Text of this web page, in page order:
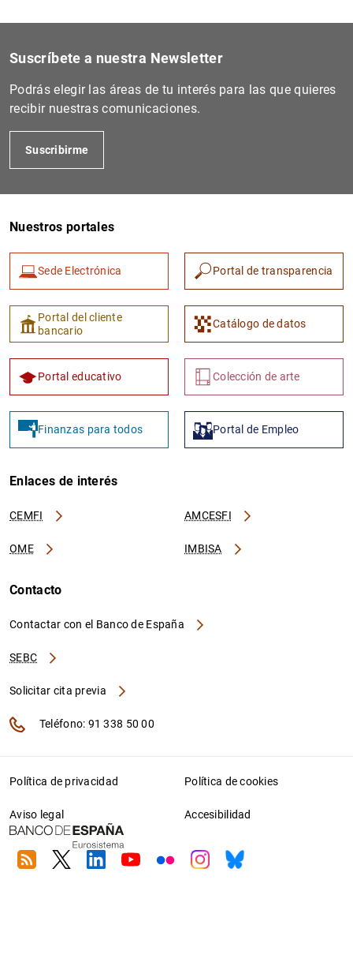
Suscríbete a nuestra Newsletter
Podrás elegir las áreas de tu interés para las que quieres
recibir nuestras comunicaciones.
Suscribirme
Nuestros portales
Sede Electrónica Portal de transparencia
Portal del cliente
bancario
Catálogo de datos
Portal educativo Colección de arte
Finanzas para todos Portal de Empleo
Enlaces de interés
CEMFI AMCESFI
OME IMBISA
Contacto
Contactar con el Banco de España
SEBC
Solicitar cita previa
Teléfono: 91 338 50 00
Política de privacidad Política de cookies
Aviso legal Accesibilidad
RSS TwitterLinkedin
YoutubeFlickrInstagram
Bluesky